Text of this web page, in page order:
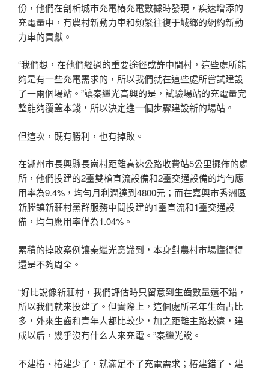
份，他們在剖析城市充電樁充電數據時發現，疾速增添的
充電量中，有農村新動力車和頻繁往復于城鄉的網約新動
力車的貢獻。
“我們想，在他們經過的重要途徑或許中間村，這些處所能
夠是有一些充電需求的，所以我們就在這些處所嘗試建設
了一兩個場站。”讓秦繼光高興的是，試驗場站的充電量完
整能夠覆蓋本錢，所以決定進一個步驟建設新的場站。
但這次，既有勝利，也有掉敗。
在湖州市長興縣長崗村距離高速公路收費站5公里擺佈的處
所，他們投建的2臺雙槍直流設備和2臺交通設備的均勻應
用率為9.4%，均勻月利潤達到4800元；而在嘉興市秀洲區
新塍鎮新莊村黨群服務中間投建的1臺直流和1臺交通設
備，均勻應用率僅為1.04%。
累積的掉敗案例讓秦繼光意識到，本身對農村市場懂得得
還是不夠周全。
“好比說像新莊村，我們評估時只留意到生齒數量還不錯，
所以我們就來投建了。但實際上，這個處所老年生齒占比
多，外來生齒和青年人都比較少，加之距離主路較遠，建
成以后，幾乎沒有什么人來充電。”秦繼光說。
不建樁、樁建少了，就滿足不了充電需求；樁建錯了、建